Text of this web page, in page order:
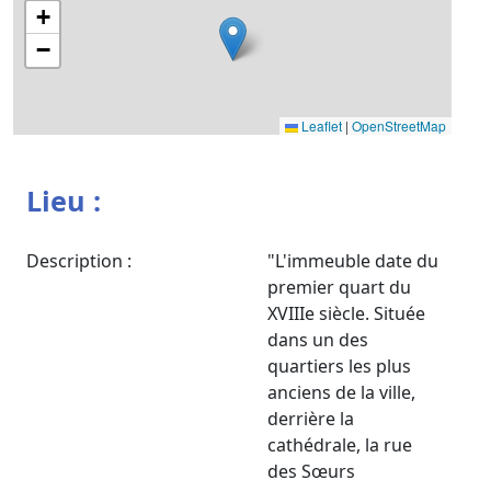
+
−
Leaflet | OpenStreetMap
Lieu :
Description :
"L'immeuble date du
premier quart du
XVIIIe siècle. Située
dans un des
quartiers les plus
anciens de la ville,
derrière la
cathédrale, la rue
des Sœurs